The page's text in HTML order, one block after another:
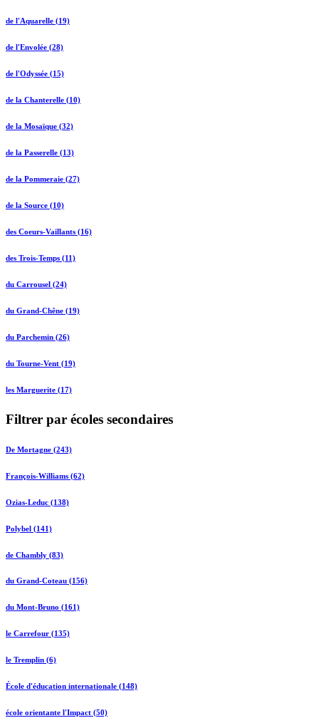
de l'Aquarelle (19)
de l'Envolée (28)
de l'Odyssée (15)
de la Chanterelle (10)
de la Mosaïque (32)
de la Passerelle (13)
de la Pommeraie (27)
de la Source (10)
des Coeurs-Vaillants (16)
des Trois-Temps (11)
du Carrousel (24)
du Grand-Chêne (19)
du Parchemin (26)
du Tourne-Vent (19)
les Marguerite (17)
Filtrer par écoles secondaires
De Mortagne (243)
François-Williams (62)
Ozias-Leduc (138)
Polybel (141)
de Chambly (83)
du Grand-Coteau (156)
du Mont-Bruno (161)
le Carrefour (135)
le Tremplin (6)
École d'éducation internationale (148)
école orientante l'Impact (50)